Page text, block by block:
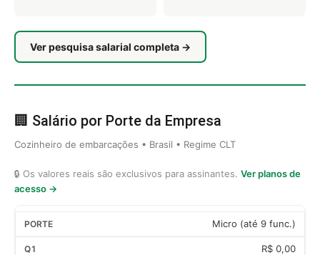
Ver pesquisa salarial completa →
🏢 Salário por Porte da Empresa
Cozinheiro de embarcações • Brasil • Regime CLT
🔒 Os valores reais são exclusivos para assinantes. Ver planos de
acesso →
Micro (até 9 func.)
R$ 0,00